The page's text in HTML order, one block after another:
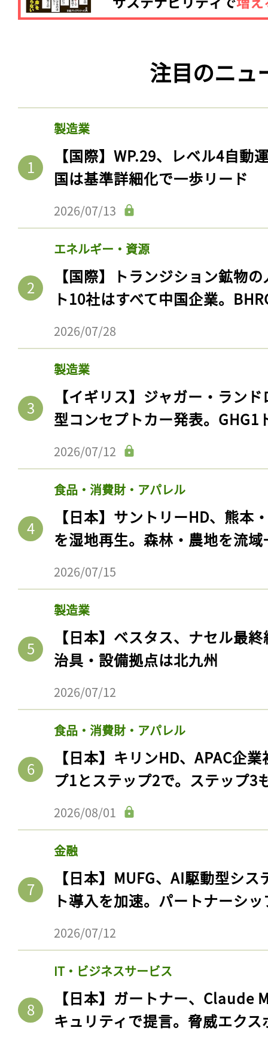
注目のニュ
製造業
【国際】WP.29、レベル4自動
国は基準詳細化で一歩リード
2026/07/13
エネルギー・資源
【国際】トランジション鉱物
ト10社はすべて中国企業。
2026/07/28
製造業
【イギリス】ジャガー・ラン
型コンセプトカー発表。GHG1
2026/07/12
食品・消費財・アパレル
【日本】サントリーHD、熊本
を湿地再生。森林・農地を流
2026/07/15
製造業
【日本】ベスタス、ナセル最
治具・設備拠点は北九州
2026/07/12
食品・消費財・アパレル
【日本】キリンHD、APAC企
プ1とステップ2で。ステップ3
2026/08/01
金融
【日本】MUFG、AI駆動型シ
ト導入を加速。パートナーシ
2026/07/12
IT・ビジネスサービス
【日本】ガートナー、Claude
キュリティで提言。脅威エク
記事をお気に入りに
ログインが必
会員登録